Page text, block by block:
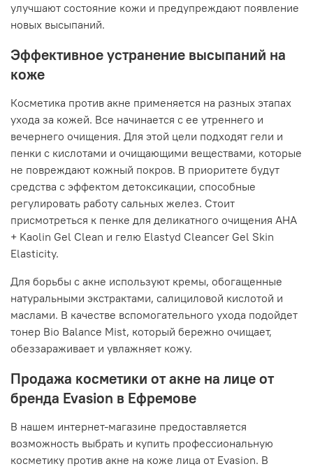
улучшают состояние кожи и предупреждают появление
новых высыпаний.
Эффективное устранение высыпаний на
коже
Косметика против акне применяется на разных этапах
ухода за кожей. Все начинается с ее утреннего и
вечернего очищения. Для этой цели подходят гели и
пенки с кислотами и очищающими веществами, которые
не повреждают кожный покров. В приоритете будут
средства с эффектом детоксикации, способные
регулировать работу сальных желез. Стоит
присмотреться к пенке для деликатного очищения AHA
+ Kaolin Gel Clean и гелю Elastyd Cleancer Gel Skin
Elasticity.
Для борьбы с акне используют кремы, обогащенные
натуральными экстрактами, салициловой кислотой и
маслами. В качестве вспомогательного ухода подойдет
тонер Bio Balance Mist, который бережно очищает,
обеззараживает и увлажняет кожу.
Продажа косметики от акне на лице от
бренда Evasion в Ефремове
В нашем интернет-магазине предоставляется
возможность выбрать и купить профессиональную
косметику против акне на коже лица от Evasion. В